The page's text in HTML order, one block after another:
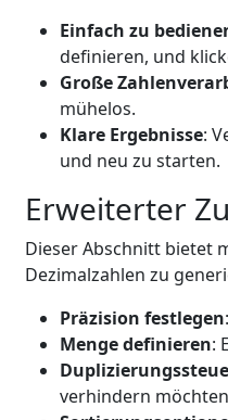
Einfach zu
definieren, und
Große
mühelos.
Klare Ergebnisse:
und neu zu starten.
Erweiterter
Dieser Abschnitt bietet
Dezimalzahlen zu
Präzision festlegen
Menge definieren:
verhindern